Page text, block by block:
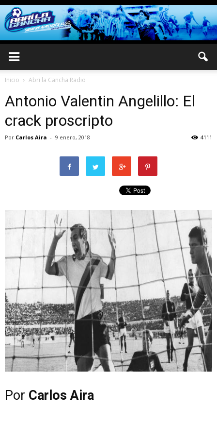
Inicio Abri la Cancha Radio
Antonio Valentin Angelillo: El
crack proscripto
Por Carlos Aira - 9 enero, 2018 4111
Por Carlos Aira